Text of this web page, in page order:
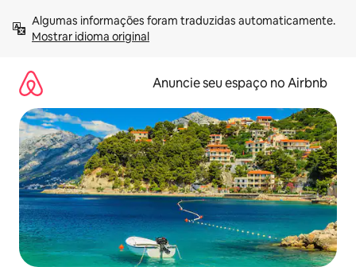
para
Mostrar idioma original
Anuncie seu espaço no Airbnb